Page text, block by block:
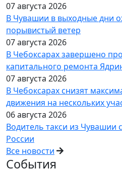
07 августа 2026
В Чувашии в выходные дни
порывистый ветер
07 августа 2026
В Чебоксарах завершено
капитального ремонта
07 августа 2026
В Чебоксарах снизят
движения на нескольких
06 августа 2026
Водитель такси из Чувашии
России
Все новости
События